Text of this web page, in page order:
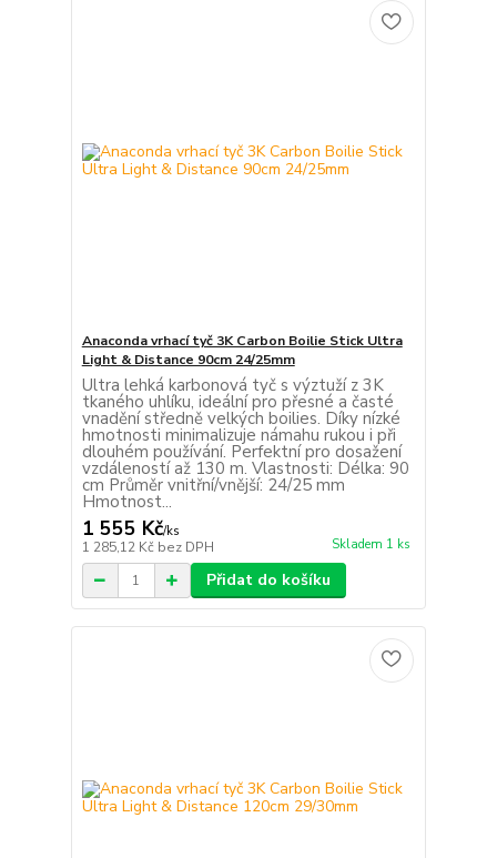
Anaconda vrhací tyč 3K Carbon Boilie Stick Ultra
Light & Distance 90cm 24/25mm
Ultra lehká karbonová tyč s výztuží z 3K
tkaného uhlíku, ideální pro přesné a časté
vnadění středně velkých boilies. Díky nízké
hmotnosti minimalizuje námahu rukou i při
dlouhém používání. Perfektní pro dosažení
vzdáleností až 130 m. Vlastnosti: Délka: 90
cm Průměr vnitřní/vnější: 24/25 mm
Hmotnost...
1 555 Kč/ks
1 285,12 Kč bez DPH Skladem 1 ks
Přidat do košíku